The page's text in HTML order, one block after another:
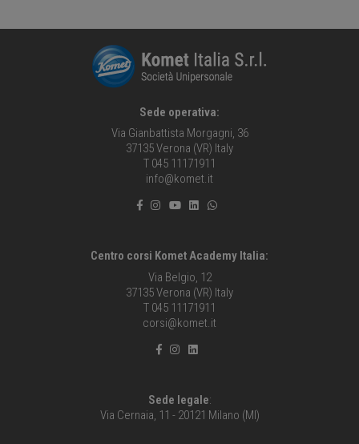
Sede operativa:
Via Gianbattista Morgagni, 36
37135 Verona (VR) Italy
T 045 11171911
info@komet.it
Centro corsi Komet Academy Italia:
Via Belgio, 12
37135 Verona (VR) Italy
T 045 11171911
corsi@komet.it
Sede legale:
Via Cernaia, 11 - 20121 Milano (MI)